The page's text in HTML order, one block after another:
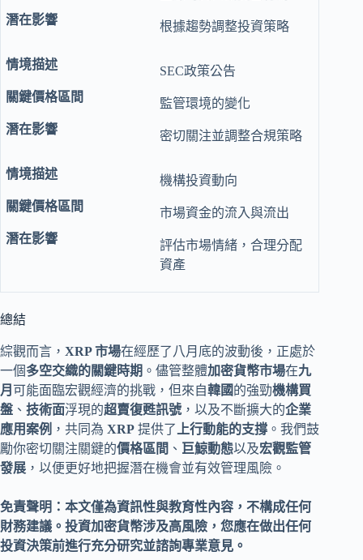
根據趨勢調整投資策略
SEC政策公告
監管環境的變化
密切關注並調整合規策略
機構投資動向
市場資金的流入與流出
評估市場情緒，合理分配
資產
總結
綜觀而言， XRP 市場在經歷了八月底的波動後，正處於
一個多空交織的關鍵時期 。儘管整體加密貨幣市場在九
月 可能面臨宏觀經濟的挑戰，但來自韓國的強勁機構買
盤 、 技術面浮現的超賣復甦訊號 ，以及不斷擴大的企業
應用案例 ，共同為 XRP 提供了 上行動能的支撐 。我們鼓
勵你密切關注關鍵的價格區間 、 巨鯨動態以及宏觀監管
發展 ，以便更好地把握潛在機會並有效管理風險。
免責聲明：本文僅為資訊性與教育性內容，不構成任何
財務建議。投資加密貨幣涉及高風險，您應在做出任何
投資決策前進行充分研究並諮詢專業意見。